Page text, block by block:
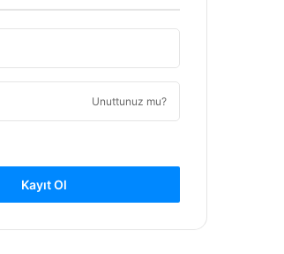
Unuttunuz mu?
Kayıt Ol